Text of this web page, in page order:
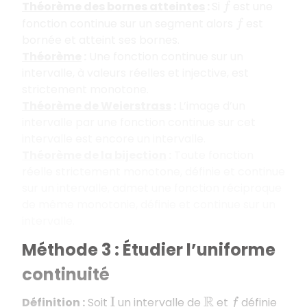
Méthode 3 : Étudier l’uniforme
continuité
Définition : Soit I un intervalle deR et f définie